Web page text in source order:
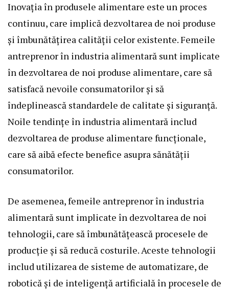
Inovația în produsele alimentare este un proces
continuu, care implică dezvoltarea de noi produse
și îmbunătățirea calității celor existente. Femeile
antreprenor în industria alimentară sunt implicate
în dezvoltarea de noi produse alimentare, care să
satisfacă nevoile consumatorilor și să
îndeplinească standardele de calitate și siguranță.
Noile tendințe în industria alimentară includ
dezvoltarea de produse alimentare funcționale,
care să aibă efecte benefice asupra sănătății
consumatorilor.
De asemenea, femeile antreprenor în industria
alimentară sunt implicate în dezvoltarea de noi
tehnologii, care să îmbunătățească procesele de
producție și să reducă costurile. Aceste tehnologii
includ utilizarea de sisteme de automatizare, de
robotică și de inteligență artificială în procesele de